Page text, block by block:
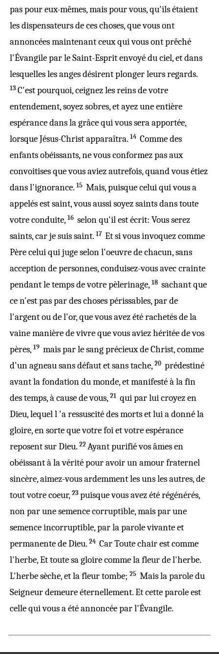
paspour eux-mêmes,maispourvous, qu'ils étaient
lesdispensateursde ceschoses,quevousont
annoncéesmaintenantceuxquivousont prêché
l'ÉvangileparleSaint-Espritenvoyéduciel, et dans
lesquelleslesangesdésirentplonger leursregards.
13 C'estpourquoi,ceignezlesreinsdevotre
entendement, soyezsobres, et ayez uneentière
espérancedanslagrâcequivousseraapportée,
lorsqueJésus-Christapparaîtra. 14 Commedes
enfantsobéissants, ne vousconformezpasaux
convoitisesque vous aviezautrefois, quand vousétiez
dansl'ignorance. 15 Mais,puisquecelui quivousa
appelésestsaint,vousaussisoyezsaintsdanstoute
votreconduite, 16 selonqu'il estécrit: Vousserez
saints,carjesuissaint. 17 Etsivousinvoquezcomme
Pèreceluiquijugeselonl'oeuvredechacun, sans
acception depersonnes, conduisez-vousaveccrainte
pendant letempsdevotrepèlerinage, 18 sachantque
ce n'estpaspar des chosespérissables, par de
l'argentoude l'or, que vous avez étérachetésdela
vainemanière devivreque vous aviez héritée de vos
pères, 19 maispar lesangprécieuxdeChrist,comme
d'unagneausansdéfautetsanstache, 20 prédestiné
avantlafondationdumonde,etmanifestéàlafin
destemps, à causedevous, 21 quiparluicroyezen
Dieu, lequell 'aressuscitédesmortsetluiadonnéla
gloire, en sortequevotrefoietvotreespérance
reposentsurDieu. 22 Ayantpurifiévosâmesen
obéissantà lavéritépouravoir un amourfraternel
sincère,aimez-vousardemmentles uns lesautres,de
toutvotrecoeur, 23 puisque vous avez étérégénérés,
nonparunesemencecorruptible,maispar une
semenceincorruptible,parlaparolevivanteet
permanentedeDieu. 24 CarToutechairestcomme
l'herbe,Ettoutesagloirecommelafleurde l'herbe.
L'herbesèche,etlafleurtombe; 25 Maislaparoledu
Seigneurdemeureéternellement.Etcetteparoleest
cellequivousa été annoncée par l'Évangile.